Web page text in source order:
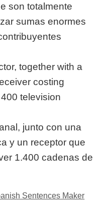
son totalmente
sumas enormes
together with a
costing
television
junto con una
y un receptor que
1.400 cadenas de
Sentences Maker